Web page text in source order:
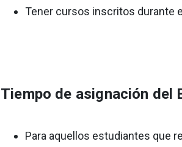
Tener cursos inscritos durante
Tiempo de asignación del
Para aquellos estudiantes que